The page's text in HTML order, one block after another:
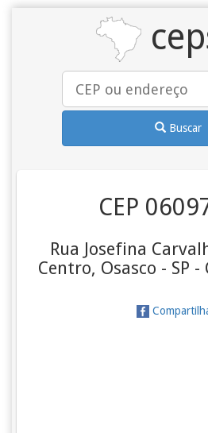
Buscar
CEP
Rua Josefina
Centro, Osasco - SP -